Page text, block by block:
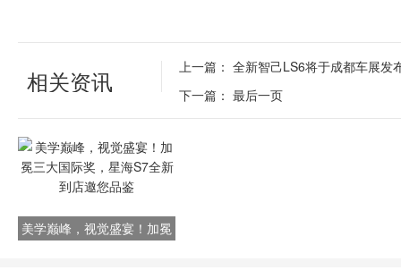
相关资讯 上一篇： 全新智己LS6将于成都车展发
下一篇： 最后一页
美学巅峰，视觉盛宴！加冕